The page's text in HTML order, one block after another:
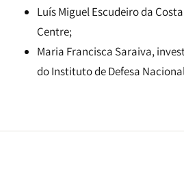
Luís Miguel Escudeiro da
Centre;
Maria Francisca Saraiva,
do Instituto de Defesa